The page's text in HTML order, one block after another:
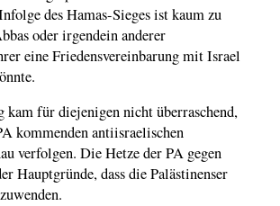
des Hamas-Sieges ist kaum zu
oder irgendein anderer
eine Friedensvereinbarung mit Israel
kam für diejenigen nicht überraschend,
kommenden antiisraelischen
verfolgen. Die Hetze der PA gegen
Hauptgründe, dass die Palästinenser